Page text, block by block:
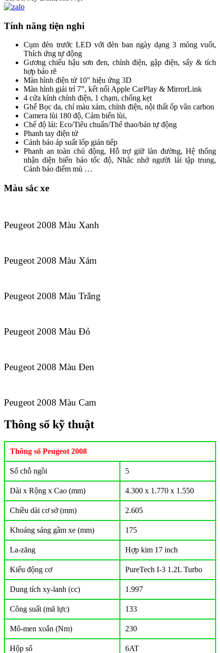
Tính năng tiện nghi
Cụm đèn trước LED với đèn ban ngày dạng 3 móng vuốt,
Thích ứng tự động
Gương chiếu hậu sơn đen, chỉnh điện, gập điện, sấy & tích
hợp báo rẽ
Màn hình điện tử 10″ hiệu ứng 3D
Màn hình giải trí 7”, kết nối Apple CarPlay & MirrorLink
4 cửa kính chỉnh điện, 1 chạm, chống kẹt
Ghế Bọc da, chỉ màu xám, chỉnh điện, nội thất ốp vân carbon
Camera lùi 180 độ, Cảm biến lùi,
Chế độ lái: Eco/Tiêu chuẩn/Thể thao/bán tự động
Phanh tay điện tử
Cảnh báo áp suất lốp gián tiếp
Phanh an toàn chủ động, Hỗ trợ giữ làn đường, Hệ thống
nhận diện biển báo tốc độ, Nhắc nhở người lái tập trung,
Cảnh báo điểm mù …
Màu sắc xe
Peugeot 2008 Màu Xanh
Peugeot 2008 Màu Xám
Peugeot 2008 Màu Trắng
Peugeot 2008 Màu Đỏ
Peugeot 2008 Màu Đen
Peugeot 2008 Màu Cam
Thông số kỹ thuật
Thông số Peugeot 2008
Số chỗ ngồi 5
Dài x Rộng x Cao (mm) 4.300 x 1.770 x 1.550
Chiều dài cơ sở (mm) 2.605
Khoảng sáng gầm xe (mm) 175
La-zăng Hợp kim 17 inch
Kiểu động cơ PureTech I-3 1.2L Turbo
Dung tích xy-lanh (cc) 1.997
Công suất (mã lực) 133
Mô-men xoắn (Nm) 230
Hộp số 6AT